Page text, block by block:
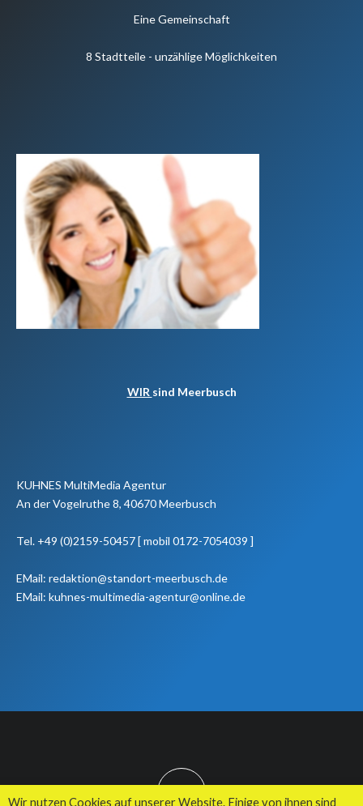
Eine Gemeinschaft
8 Stadtteile - unzählige Möglichkeiten
WIR sind Meerbusch
KUHNES MultiMedia Agentur
An der Vogelruthe 8, 40670 Meerbusch
Tel. +49 (0)2159-50457 [ mobil 0172-7054039 ]
EMail: redaktion@standort-meerbusch.de
EMail: kuhnes-multimedia-agentur@online.de
TOP
Wir nutzen Cookies auf unserer Website. Einige von ihnen sind